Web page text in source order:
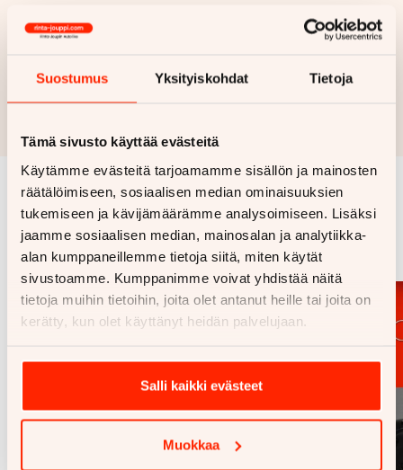
Suostumus Yksityiskohdat Tietoja
Tämä sivusto käyttää evästeitä
Käytämme evästeitä tarjoamamme sisällön ja mainosten
räätälöimiseen, sosiaalisen median ominaisuuksien
tukemiseen ja kävijämäärämme analysoimiseen. Lisäksi
jaamme sosiaalisen median, mainosalan ja analytiikka-
alan kumppaneillemme tietoja siitä, miten käytät
sivustoamme. Kumppanimme voivat yhdistää näitä
tietoja muihin tietoihin, joita olet antanut heille tai joita on
kerätty, kun olet käyttänyt heidän palvelujaan.
Salli kaikki evästeet
Muokkaa
Haluan myös tarjouksen vakuutuksesta
Hae rahoitustarjous
Samankaltaisia ajoneuvoja
Katso kaikki